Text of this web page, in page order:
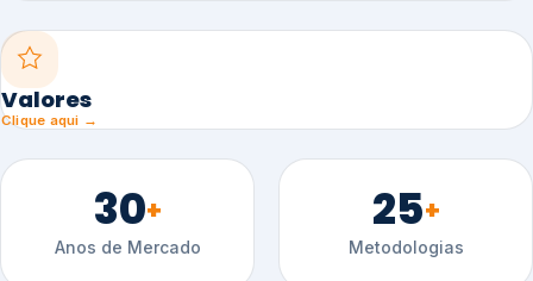
Valores
Clique aqui →
30+
Anos de Mercado
25+
Metodologias